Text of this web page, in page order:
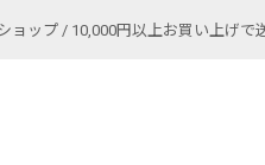
ップ / 10,000円以上お買い上げで